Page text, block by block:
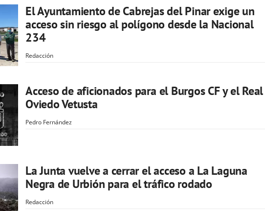
El Ayuntamiento de Cabrejas del Pinar exige un
acceso sin riesgo al polígono desde la Nacional
234
Redacción
Acceso de aficionados para el Burgos CF y el Real
Oviedo Vetusta
Pedro Fernández
La Junta vuelve a cerrar el acceso a La Laguna
Negra de Urbión para el tráfico rodado
Redacción